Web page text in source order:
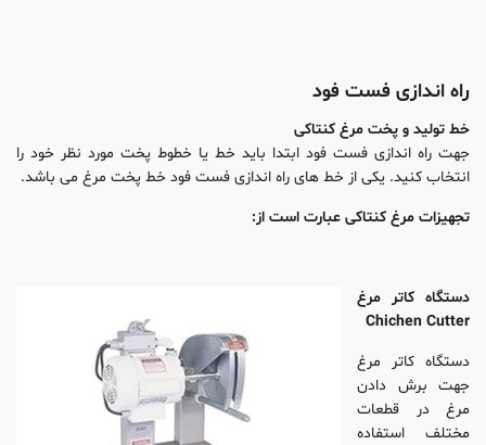
راه اندازی فست فود
خط تولید و پخت مرغ کنتاکی
جهت راه اندازی فست فود ابتدا باید خط یا خطوط پخت مورد نظر خود را
انتخاب کنید. یکی از خط های راه اندازی فست فود خط پخت مرغ می باشد.
تجهیزات مرغ کنتاکی عبارت است از:
دستگاه کاتر مرغ
Chichen Cutter
دستگاه کاتر مرغ
جهت برش دادن
مرغ در قطعات
مختلف استفاده